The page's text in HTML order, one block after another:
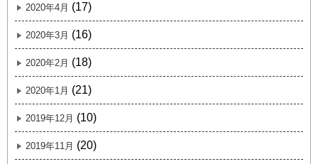
2020年4月 (17)
2020年3月 (16)
2020年2月 (18)
2020年1月 (21)
2019年12月 (10)
2019年11月 (20)